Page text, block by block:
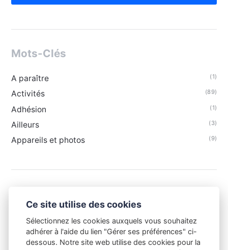
Mots-Clés
A paraître (1)
Activités (89)
Adhésion (1)
Ailleurs (3)
Appareils et photos (9)
Ce site utilise des cookies
Sélectionnez les cookies auxquels vous souhaitez
adhérer à l'aide du lien "Gérer ses préférences" ci-
dessous. Notre site web utilise des cookies pour la